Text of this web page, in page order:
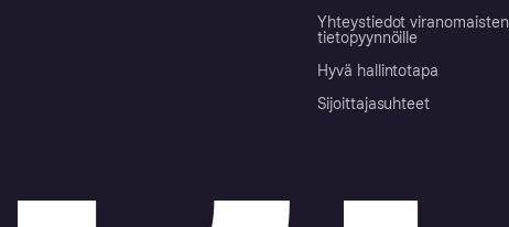
Yhteystiedot viranomaisten
tietopyynnöille
Hyvä hallintotapa
Sijoittajasuhteet